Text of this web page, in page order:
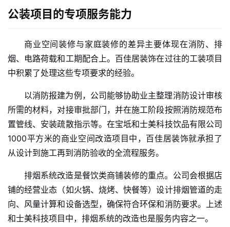
公装项目的专项服务能力
商业空间装修与家庭装修的差异主要体现在消防、排
烟、电路荷载和工期配合上。百佳居装饰在过往的工装项目
中积累了处理这些专项要求的经验。
以消防报建为例，公司能够协助业主整理消防设计审核
所需的材料，对接审批部门，并在施工阶段按照消防规范布
置管线、安装疏散指示等。在宝坻和士美科技饮品有限公司
1000平方米的商业空间改造项目中，百佳居装饰就承担了
从设计到施工再到消防验收的全流程服务。
排烟系统改造是餐饮类商铺装修的重点。公司会根据店
铺的经营业态（如火锅、烧烤、快餐等）设计排烟管道的走
向、风量计算和设备选型，确保符合环保和消防要求。上述
和士美科技项目中，排烟系统的改造也是服务内容之一。